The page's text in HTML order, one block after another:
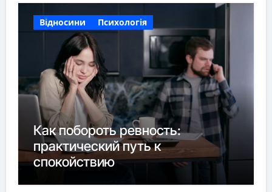
Відносини Психологія
Как побороть ревность:
практический путь к
спокойствию